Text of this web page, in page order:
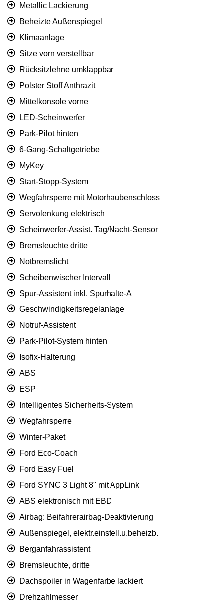
Metallic Lackierung
Beheizte Außenspiegel
Klimaanlage
Sitze vorn verstellbar
Rücksitzlehne umklappbar
Polster Stoff Anthrazit
Mittelkonsole vorne
LED-Scheinwerfer
Park-Pilot hinten
6-Gang-Schaltgetriebe
MyKey
Start-Stopp-System
Wegfahrsperre mit Motorhaubenschloss
Servolenkung elektrisch
Scheinwerfer-Assist. Tag/Nacht-Sensor
Bremsleuchte dritte
Notbremslicht
Scheibenwischer Intervall
Spur-Assistent inkl. Spurhalte-A
Geschwindigkeitsregelanlage
Notruf-Assistent
Park-Pilot-System hinten
Isofix-Halterung
ABS
ESP
Intelligentes Sicherheits-System
Wegfahrsperre
Winter-Paket
Ford Eco-Coach
Ford Easy Fuel
Ford SYNC 3 Light 8" mit AppLink
ABS elektronisch mit EBD
Airbag: Beifahrerairbag-Deaktivierung
Außenspiegel, elektr.einstell.u.beheizb.
Berganfahrassistent
Bremsleuchte, dritte
Dachspoiler in Wagenfarbe lackiert
Drehzahlmesser